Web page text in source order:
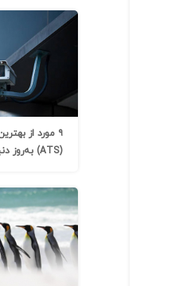
۹ مورد از
(ATS) به‌روز دنیا